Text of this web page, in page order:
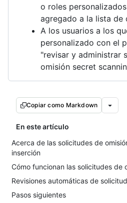
o roles
agregado a la lista de
A los usuarios a los
personalizado con el
"revisar y administrar
omisión secret
Copiar como Markdown
En este artículo
Acerca de las solicitudes de
inserción
Cómo funcionan las solicitudes de
Revisiones automáticas de
Pasos siguientes